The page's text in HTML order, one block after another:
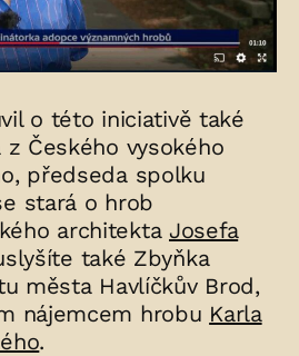
o této iniciativě také
z Českého vysokého
předseda spolku
stará o hrob
architekta Josefa
také Zbyňka
města Havlíčkův Brod,
nájemcem hrobu Karla
.